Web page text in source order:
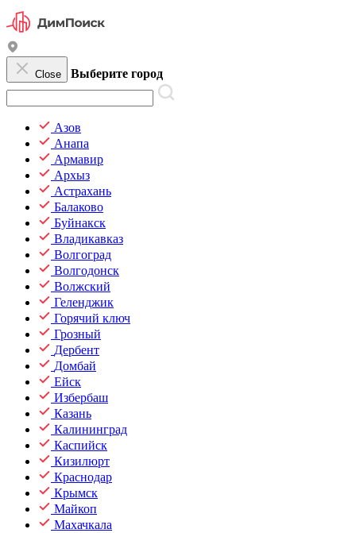
Close Выберите город
Азов
Анапа
Армавир
Архыз
Астрахань
Балаково
Буйнакск
Владикавказ
Волгоград
Волгодонск
Волжский
Геленджик
Горячий ключ
Грозный
Дербент
Домбай
Ейск
Избербаш
Казань
Калининград
Каспийск
Кизилюрт
Краснодар
Крымск
Майкоп
Махачкала